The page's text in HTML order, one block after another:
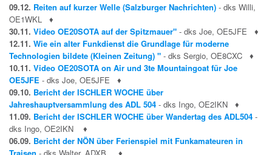
09.12. Reiten auf kurzer Welle (Salzburger Nachrichten) - dks Willi,
OE1WKL
♦
30.11. Video OE20SOTA auf der Spitzmauer" - dks Joe, OE5JFE
♦
12.11. Wie ein alter Funkdienst die Grundlage für moderne
Technologien bildete (Kleinen Zeitung) " - dks Sergio, OE8CXC
♦
10.11. Video OE20SOTA on Air und 3te Mountaingoat für Joe
OE5JFE - dks Joe, OE5JFE
♦
09.10. Bericht der ISCHLER WOCHE über
Jahreshauptversammlung des ADL 504 - dks Ingo, OE2IKN
♦
11.09. Bericht der ISCHLER WOCHE über Wandertag des ADL504 -
dks Ingo, OE2IKN
♦
06.09. Bericht der NÖN über Ferienspiel mit Funkamateuren in